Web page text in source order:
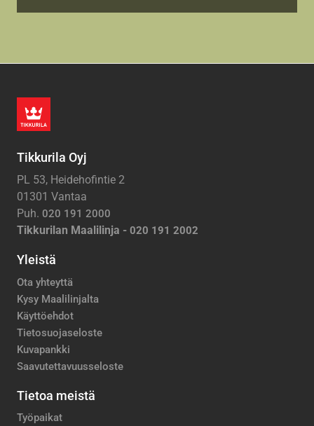
Tikkurila Oyj
PL 53, Heidehofintie 2
01301 Vantaa
Puh. 020 191 2000
Tikkurilan Maalilinja - 020 191 2002
Yleistä
Ota yhteyttä
Kysy Maalilinjalta
Käyttöehdot
Tietosuojaseloste
Kuvapankki
Saavutettavuusseloste
Tietoa meistä
Työpaikat